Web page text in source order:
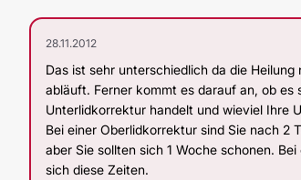
28.11.2012
Das ist sehr unterschiedlich da die
abläuft. Ferner kommt es darauf an, ob es
Unterlidkorrektur handelt und wieviel Ihre
Bei einer Oberlidkorrektur sind Sie nach 2
aber Sie sollten sich 1 Woche schonen.
sich diese Zeiten.